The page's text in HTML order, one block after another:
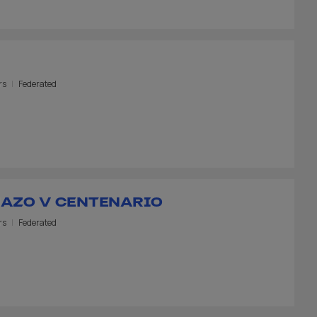
Federated
V CENTENARIO
Federated